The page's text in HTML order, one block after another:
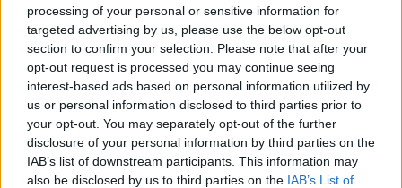
processing of your personal or sensitive information for
targeted advertising by us, please use the below opt-out
section to confirm your selection. Please note that after your
opt-out request is processed you may continue seeing
interest-based ads based on personal information utilized by
us or personal information disclosed to third parties prior to
your opt-out. You may separately opt-out of the further
disclosure of your personal information by third parties on the
IAB’s list of downstream participants. This information may
also be disclosed by us to third parties on the IAB’s List of
environmentální žal, klimatický
smutek. Jsou to nové
fenomény, nebo prožívali
podobné pocity i lidé v
minulosti? Obavy z měnícího se životního prostředí jsou na jednu
stranu přirozené a racionální. Někdy ale mohou narůst až do
takové míry, že člověka paralyzují. Jak poznáme, že nastal čas říci si
o podporu nebo pomoc a kde ji hledat? I o tom jsme hovořili s
Martinem Nawrathem, terapeutem a facilitátorem zabývajícím se
péčí o duševní zdraví také v kontextu probíhající klimatické krize a
proměn životního prostředí.